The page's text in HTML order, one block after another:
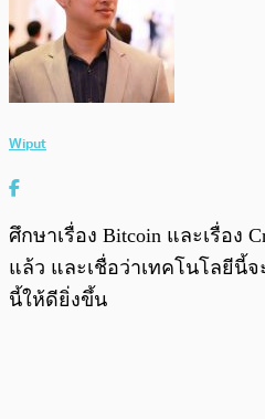
Wiput
ศึกษาเรื่อง Bitcoin และเรื่อง
แล้ว และเชื่อว่าเทคโนโลยีนี้
นี้ให้ดียิ่งขึ้น